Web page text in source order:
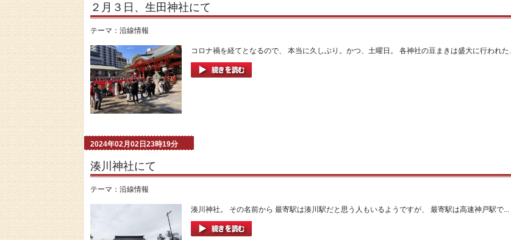
２月３日、生田神社にて
テーマ： 沿線情報
コロナ禍を経てとなるので、 本当に久しぶり。かつ、土曜日。 各神社の豆まきは盛大に行われた...
2024年02月02日23時19分
湊川神社にて
テーマ： 沿線情報
湊川神社。 その名前から 最寄駅は湊川駅だと思う人もいるようですが、 最寄駅は高速神戸駅で...